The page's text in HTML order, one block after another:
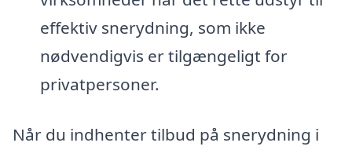
effektiv snerydning, som ikke
nødvendigvis er tilgængeligt for
privatpersoner.
Når du indhenter tilbud på snerydning i